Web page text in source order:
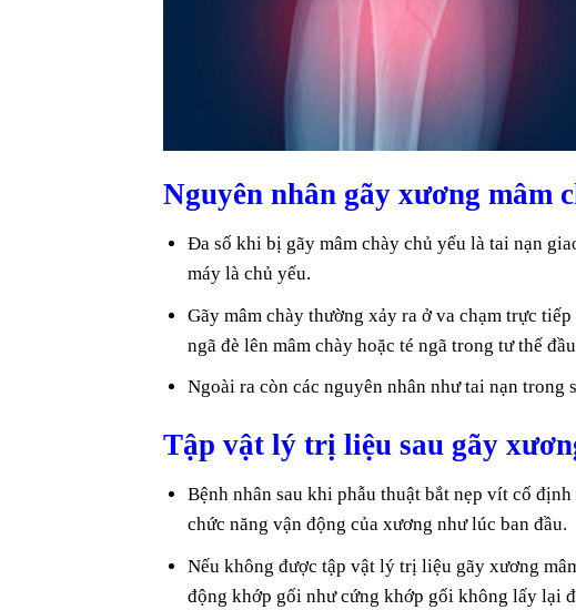
Nguyên nhân gãy xương mâm
Đa số khi bị gãy mâm chày chủ yếu là tai nạn
máy là chủ yếu.
Gãy mâm chày thường xảy ra ở va chạm trực
ngã đè lên mâm chày hoặc té ngã trong tư thế
Ngoài ra còn các nguyên nhân như tai nạn trong
Tập vật lý trị liệu sau gãy
Bệnh nhân sau khi phẫu thuật bắt nẹp vít cố
chức năng vận động của xương như lúc ban đầu.
Nếu không được tập vật lý trị liệu gãy xương
động khớp gối như cứng khớp gối không lấy lại